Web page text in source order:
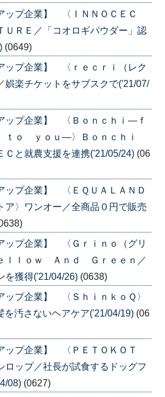
ップ企業】 〈ＩＮＮＯＣＥＣ
ＲＥ／「コオロギパウダー」認
(0649)
ップ企業】 〈ｒｅｃｒｉ（レク
娯楽チケットをサブスクで('21/07/
ップ企業】 〈Ｂｏｎｃｈｉ―ｆ
ｏ ｙｏｕ―〉Ｂｏｎｃｈｉ
Ｃと就農支援を連携('21/05/24) (06
ップ企業】 〈ＥＱＵＡＬＡＮＤ
ア〉ワンオー／全商品０円で販売
ップ企業】 〈Ｇｒｉｎｏ（グリ
ｌｌｏｗ Ａｎｄ Ｇｒｅｅｎ／
を獲得('21/04/26) (0638)
ップ企業】 〈ＳｈｉｎｋｏＱ〉
を汚さないヘアケア('21/04/19) (06
ップ企業】 〈ＰＥＴＯＫＯＴ
ップ／社長が試食するドッグフ
08) (0627)